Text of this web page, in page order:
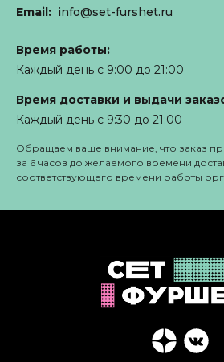
Email: info@set-furshet.ru
Время работы:
Каждый день с 9:00 до 21:00
Время доставки и выдачи
Каждый день с 9:30 до 21:00
Обращаем ваше внимание, что заказ
за 6 часов до желаемого времени
соответствующего времени работы